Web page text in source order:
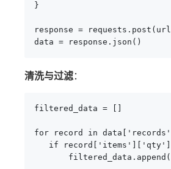
}
response =
data = response.json()
清洗与过滤：
filtered_data = []
for record in
if record['items']['qty']